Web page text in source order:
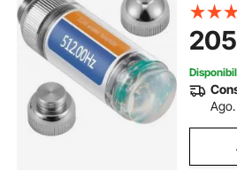
rilevare
205
Ago.